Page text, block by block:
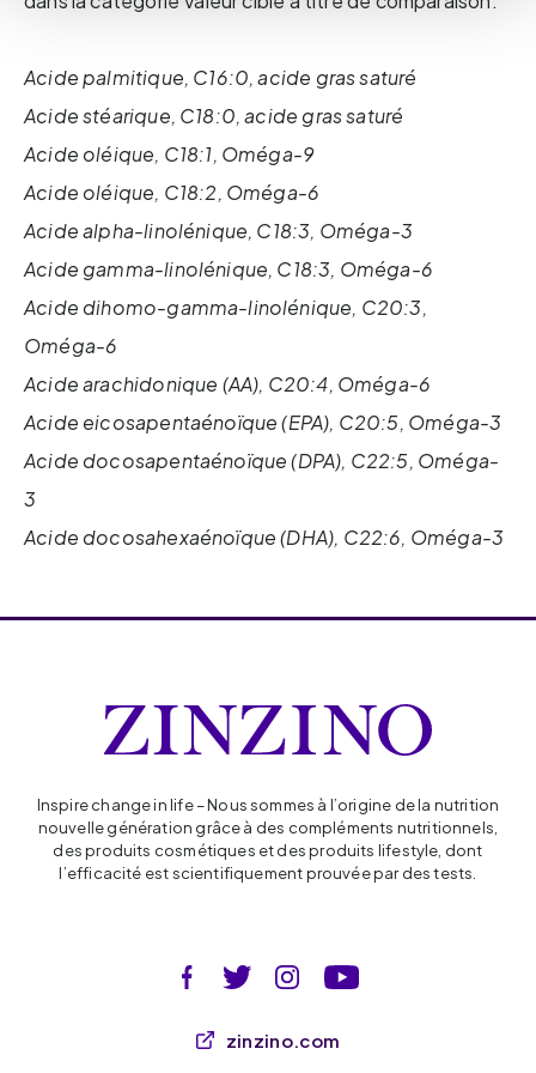
Acide palmitique, C16:0, acide gras saturé
Acide stéarique, C18:0, acide gras saturé
Acide oléique, C18:1, Oméga-9
Acide oléique, C18:2, Oméga-6
Acide alpha-linolénique, C18:3, Oméga-3
Acide gamma-linolénique, C18:3, Oméga-6
Acide dihomo-gamma-linolénique, C20:3,
Oméga-6
Acide arachidonique (AA), C20:4, Oméga-6
Acide eicosapentaénoïque (EPA), C20:5, Oméga-3
Acide docosapentaénoïque (DPA), C22:5, Oméga-
3
Acide docosahexaénoïque (DHA), C22:6, Oméga-3
Inspire change in life – Nous sommes à l’origine de la nutrition
nouvelle génération grâce à des compléments nutritionnels,
des produits cosmétiques et des produits lifestyle, dont
l’efficacité est scientifiquement prouvée par des tests.
zinzino.com